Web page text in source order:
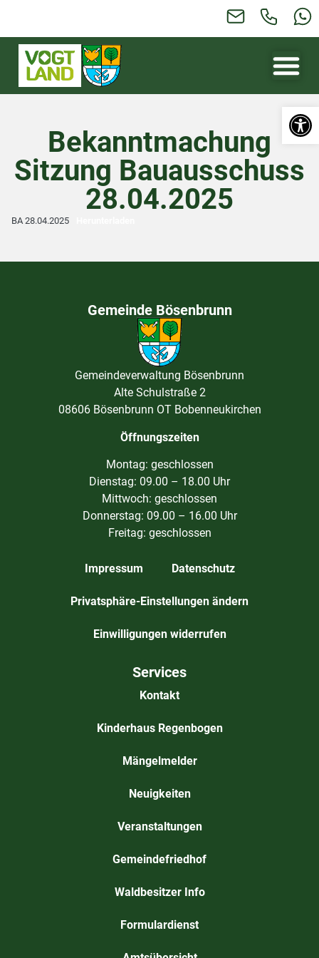
Bekanntmachung
Sitzung Bauausschuss
28.04.2025
BA 28.04.2025
Gemeinde Bösenbrunn
Gemeindeverwaltung Bösenbrunn
Alte Schulstraße 2
08606 Bösenbrunn OT Bobenneukirchen
Öffnungszeiten
Montag: geschlossen
Dienstag: 09.00 – 18.00 Uhr
Mittwoch: geschlossen
Donnerstag: 09.00 – 16.00 Uhr
Freitag: geschlossen
Impressum Datenschutz
Privatsphäre-Einstellungen ändern
Einwilligungen widerrufen
Services
Kontakt
Kinderhaus Regenbogen
Mängelmelder
Neuigkeiten
Veranstaltungen
Gemeindefriedhof
Waldbesitzer Info
Formulardienst